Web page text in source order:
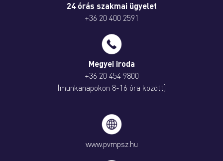
24 órás szakmai ügyelet
+36 20 400 2591
Megyei iroda
+36 20 454 9800
(munkanapokon 8-16 óra között)
www.pvmpsz.hu